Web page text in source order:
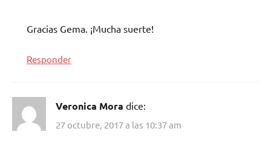
Gracias Gema. ¡Mucha suerte!
Responder
Veronica Mora dice:
27 octubre, 2017 a las 10:37 am